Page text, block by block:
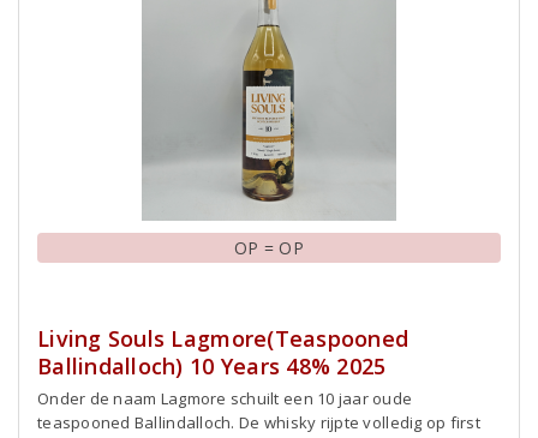
OP = OP
Living Souls Lagmore(Teaspooned
Ballindalloch) 10 Years 48% 2025
Onder de naam Lagmore schuilt een 10 jaar oude
teaspooned Ballindalloch. De whisky rijpte volledig op first